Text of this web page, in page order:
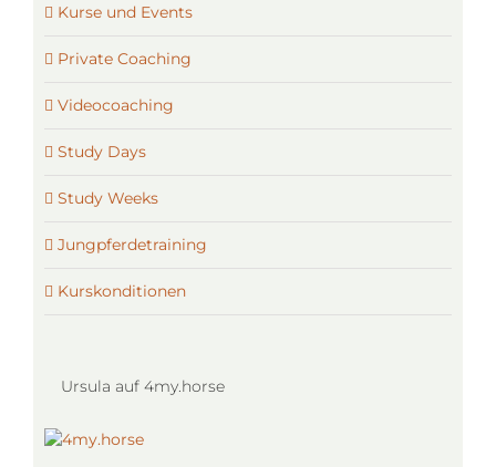
Kurse und Events
Private Coaching
Videocoaching
Study Days
Study Weeks
Jungpferdetraining
Kurskonditionen
Ursula auf 4my.horse